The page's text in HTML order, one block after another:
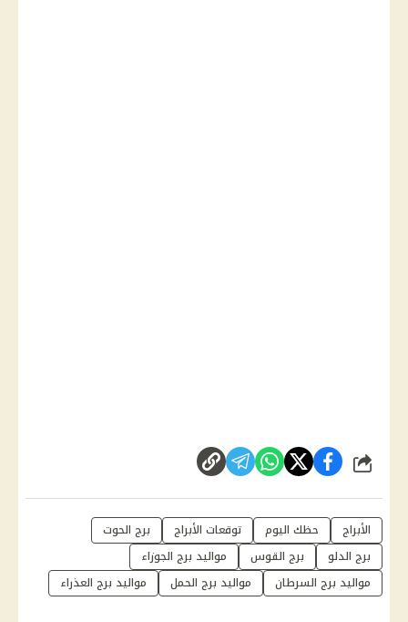
شارك
الأبراج حظك اليوم توقعات الأبراج
برج الحوت
برج الدلو
برج القوس
مواليد برج الجوزاء
مواليد برج السرطان
مواليد برج الحمل مواليد برج العذراء